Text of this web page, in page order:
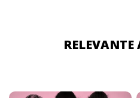
RELEVANTE